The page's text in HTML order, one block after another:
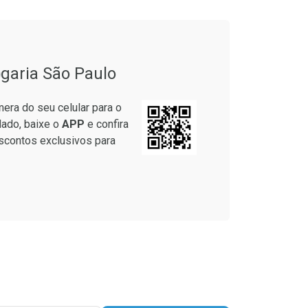
cada
cada
Por R$ 12,99/cada
Por R$ 12,99/cada
São Paulo
do seu celular para o
baixe o APP e confira
exclusivos para